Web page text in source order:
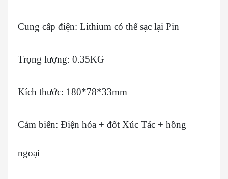
Cung cấp điện: Lithium có thể sạc lại Pin
Trọng lượng: 0.35KG
Kích thước: 180*78*33mm
Cảm biến: Điện hóa + đốt Xúc Tác + hồng
ngoại